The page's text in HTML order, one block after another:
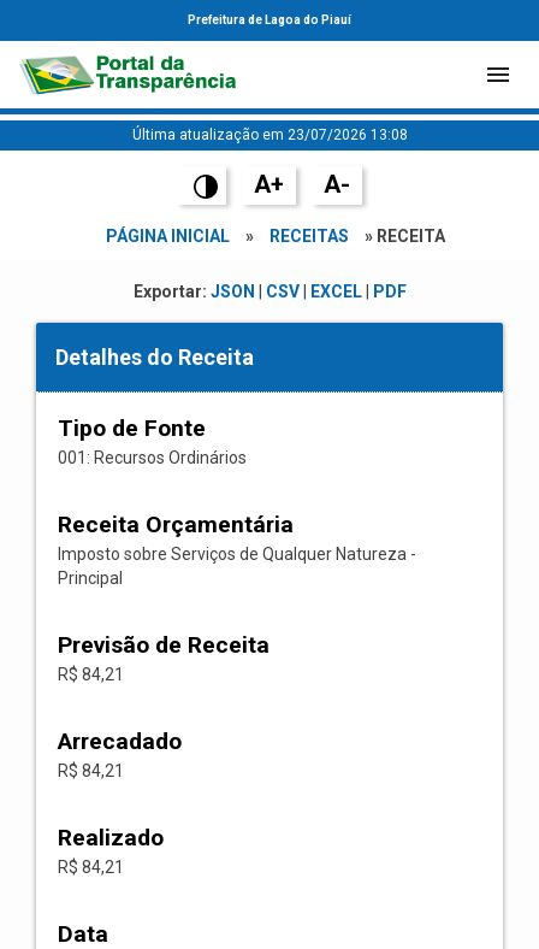
Prefeitura de Lagoa do Piauí
Última atualização em 23/07/2026 13:08
A+ A-
PÁGINA INICIAL » RECEITAS » RECEITA
Exportar: JSON CSV| EXCEL| PDF
Detalhes do Receita
Tipo de Fonte
001: Recursos Ordinários
Receita Orçamentária
Imposto sobre Serviços de Qualquer Natureza -
Principal
Previsão de Receita
R$ 84,21
Arrecadado
R$ 84,21
Realizado
R$ 84,21
Data